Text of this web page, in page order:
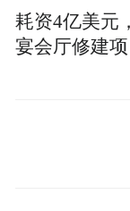
耗资4亿美元
宴会厅修建